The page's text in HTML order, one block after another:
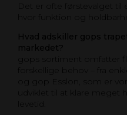
Det er ofte førstevalget til
hvor funktion og
Hvad adskiller gops
markedet?
gops sortiment omfatter
forskellige behov – fra
og gop Esslon, som er
udviklet til at klare meget
levetid.